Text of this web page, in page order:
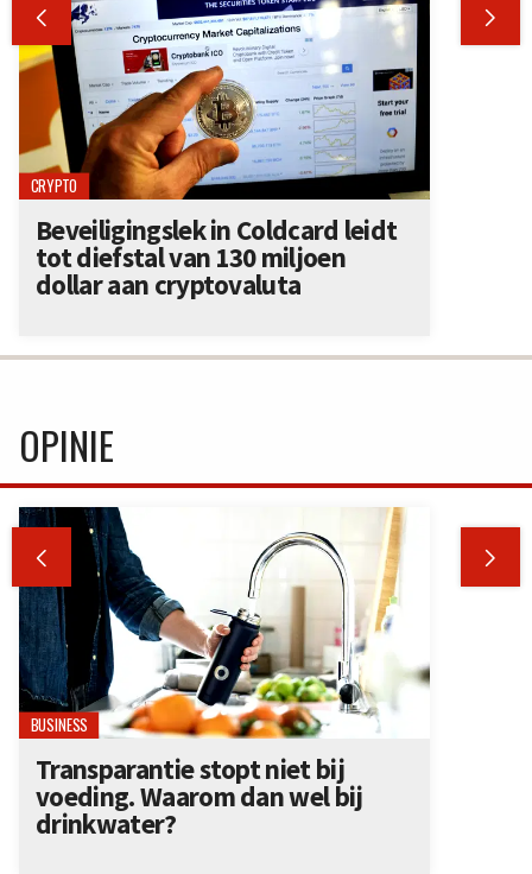
 
CRYPTO
Beveiligingslek in Coldcard leidt
tot diefstal van 130 miljoen
dollar aan cryptovaluta
OPINIE
 
BUSINESS
Transparantie stopt niet bij
voeding. Waarom dan wel bij
drinkwater?